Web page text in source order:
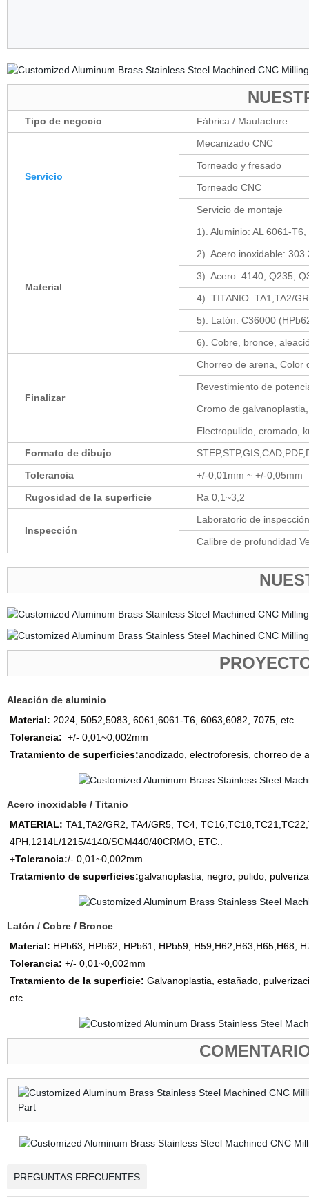
Tipo de negocio Fábrica / Maufacture
Servicio
Mecanizado CNC
Torneado y fresado
Torneado CNC
Servicio de montaje
Material
1). Aluminio: AL 6061-
2). Acero inoxidable:
3). Acero: 4140, Q235,
4). TITANIO: TA1,TA2/
5). Latón: C36000
6). Cobre, bronce,
Finalizar
Chorreo de arena, Color
Revestimiento de
Cromo de
Electropulido, cromado,
Formato de dibujo
Tolerancia
+/-0,01mm ~ +/-0,05mm
Rugosidad de la superficie
Ra 0,1~3,2
Inspección
Laboratorio de
Calibre de profundidad
Aleación de aluminio
Material: 2024, 5052,5083, 6061,6061-T6, 6063,6082, 7075, etc..
Tolerancia: +/- 0,01~0,002mm
Tratamiento de superficies:anodizado, electroforesis, chorreo de
Acero inoxidable / Titanio
MATERIAL: TA1,TA2/GR2, TA4/GR5, TC4,
4PH,1214L/1215/4140/SCM440/40CRMO, ETC..
+Tolerancia:/- 0,01~0,002mm
Tratamiento de superficies:galvanoplastia, negro, pulido,
Latón / Cobre / Bronce
Material: HPb63, HPb62, HPb61, HPb59, H59,H62,H63,H65,H68,
Tolerancia: +/- 0,01~0,002mm
Tratamiento de la superficie: Galvanoplastia, estañado,
etc.
PREGUNTAS FRECUENTES